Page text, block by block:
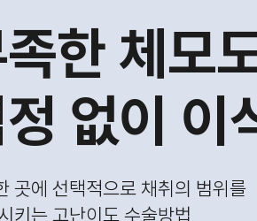
한 체모
없이 이
곳에 선택적으로 채취의 범위를
키는 고난이도 수술방법